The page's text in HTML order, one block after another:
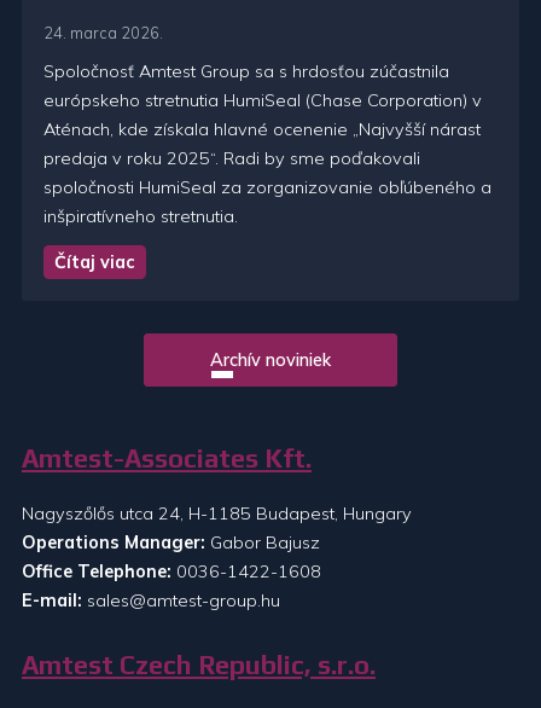
24. marca 2026.
Spoločnosť Amtest Group sa s hrdosťou zúčastnila
európskeho stretnutia HumiSeal (Chase Corporation) v
Aténach, kde získala hlavné ocenenie „Najvyšší nárast
predaja v roku 2025“. Radi by sme poďakovali
spoločnosti HumiSeal za zorganizovanie obľúbeného a
inšpiratívneho stretnutia.
Čítaj viac
Archív noviniek
Amtest-Associates Kft.
Nagyszőlős utca 24, H-1185 Budapest, Hungary
Operations Manager: Gabor Bajusz
Office Telephone: 0036-1422-1608
E-mail: sales@amtest-group.hu
Amtest Czech Republic, s.r.o.